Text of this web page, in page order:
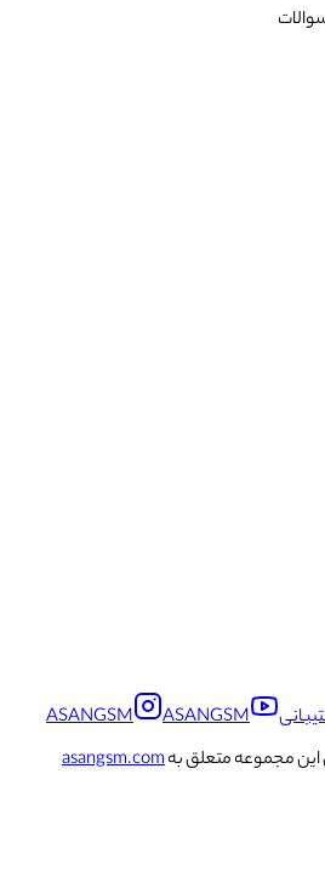
ASANGSM
ASANGSM
مجموعه متعلق بهasangsm.com